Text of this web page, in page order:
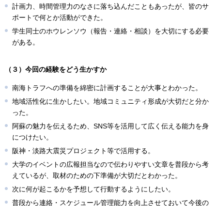
計画力、時間管理力のなさに落ち込んだこともあったが、皆のサ
ポートで何とか活動ができた。
学生同士のホウレンソウ（報告・連絡・相談）を大切にする必要
がある。
（３）今回の経験をどう生かすか
南海トラフへの準備を綿密に計画することが大事とわかった。
地域活性化に生かしたい。地域コミュニティ形成が大切だと分か
った。
阿蘇の魅力を伝えるため、SNS等を活用して広く伝える能力を身
につけたい。
阪神・淡路大震災プロジェクト等で活用する。
大学のイベントの広報担当なので伝わりやすい文章を普段から考
えているが、取材のための下準備が大切だとわかった。
次に何が起こるかを予想して行動するようにしたい。
普段から連絡・スケジュール管理能力を向上させておいて今後の